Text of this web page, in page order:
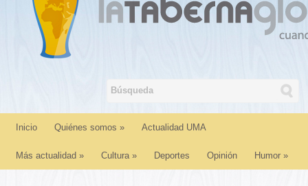
Inicio Quiénes somos » Actualidad UMA
Más actualidad » Cultura» Deportes Opinión Humor »